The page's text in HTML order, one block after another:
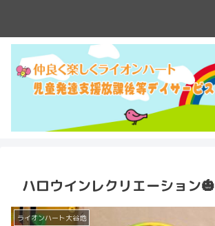
ハロウインレクリエーション🎃
ライオンハート大谷地